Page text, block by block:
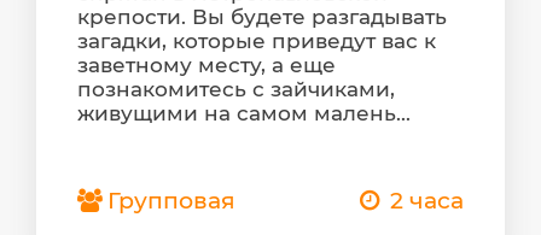
крепости. Вы будете разгадывать
загадки, которые приведут вас к
заветному месту, а еще
познакомитесь с зайчиками,
живущими на самом малень...
Групповая 2 часа